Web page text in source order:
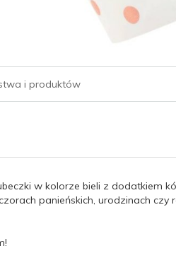
i produktów
w kolorze bieli z dodatkiem
panieńskich, urodzinach czy